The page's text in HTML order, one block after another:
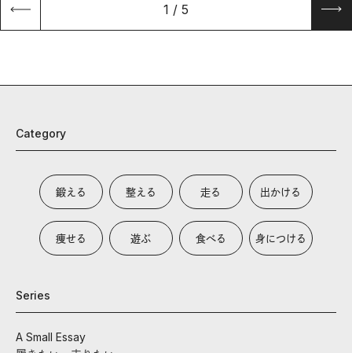
1 / 5
Category
鍛える 整える 走る 出かける
痩せる 遊ぶ 食べる 身につける
Series
A Small Essay